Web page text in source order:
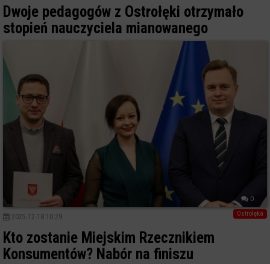
Dwoje pedagogów z Ostrołęki otrzymało
stopień nauczyciela mianowanego
0
Ostrołęka
2025-12-18 10:29
Kto zostanie Miejskim Rzecznikiem
Konsumentów? Nabór na finiszu